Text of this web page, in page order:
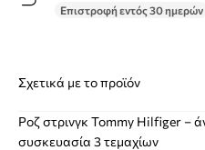
Επιστροφή εντός 30 ημερών
Σχετικά με το προϊόν
Ροζ στρινγκ Tommy Hilfiger –
συσκευασία 3 τεμαχίων